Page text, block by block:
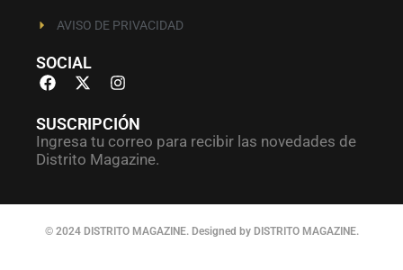
AVISO DE PRIVACIDAD
SOCIAL
SUSCRIPCIÓN
Ingresa tu correo para recibir las novedades de
Distrito Magazine.
© 2024 DISTRITO MAGAZINE. Designed by DISTRITO MAGAZINE.